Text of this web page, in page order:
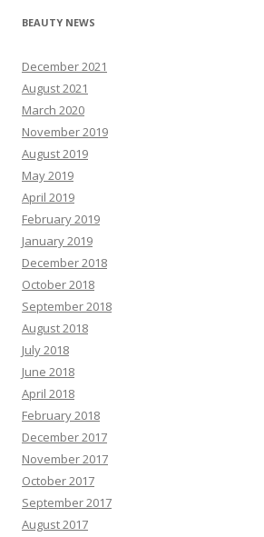
BEAUTY NEWS
December 2021
August 2021
March 2020
November 2019
August 2019
May 2019
April 2019
February 2019
January 2019
December 2018
October 2018
September 2018
August 2018
July 2018
June 2018
April 2018
February 2018
December 2017
November 2017
October 2017
September 2017
August 2017